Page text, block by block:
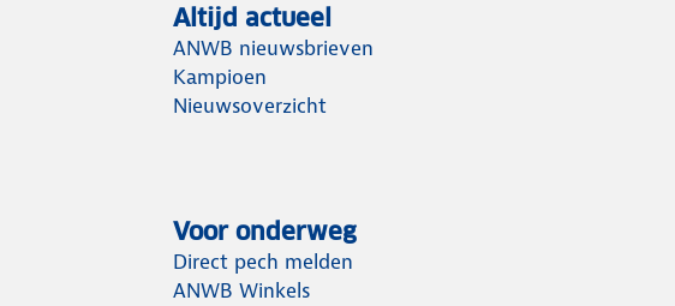
Altijd actueel
ANWB nieuwsbrieven
Kampioen
Nieuwsoverzicht
Voor onderweg
Direct pech melden
ANWB Winkels